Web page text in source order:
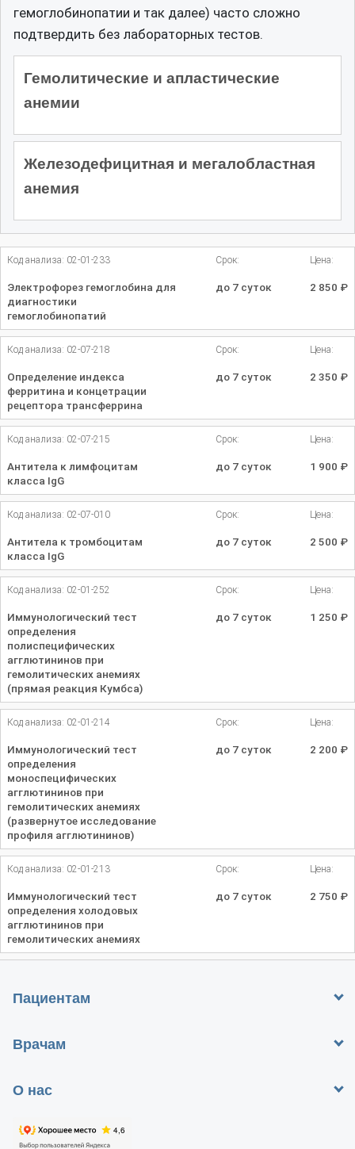
гемоглобинопатии и так далее) часто сложно
подтвердить без лабораторных тестов.
Гемолитические и апластические
анемии
Железодефицитная и мегалобластная
анемия
Код анализа: 02-01-233
Электрофорез гемоглобина для
диагностики
гемоглобинопатий
Срок:
до 7 суток
Цена:
2 850 ₽
Код анализа: 02-07-218
Определение индекса
ферритина и концетрации
рецептора трансферрина
Срок:
до 7 суток
Цена:
2 350 ₽
Код анализа: 02-07-215
Антитела к лимфоцитам
класса IgG
Срок:
до 7 суток
Цена:
1 900 ₽
Код анализа: 02-07-010
Антитела к тромбоцитам
класса IgG
Срок:
до 7 суток
Цена:
2 500 ₽
Код анализа: 02-01-252
Иммунологический тест
определения
полиспецифических
агглютининов при
гемолитических анемиях
(прямая реакция Кумбса)
Срок:
до 7 суток
Цена:
1 250 ₽
Код анализа: 02-01-214
Иммунологический тест
определения
моноспецифических
агглютининов при
гемолитических анемиях
(развернутое исследование
профиля агглютининов)
Срок:
до 7 суток
Цена:
2 200 ₽
Код анализа: 02-01-213
Иммунологический тест
определения холодовых
агглютининов при
гемолитических анемиях
Срок:
до 7 суток
Цена:
2 750 ₽
Пациентам
Врачам
О нас